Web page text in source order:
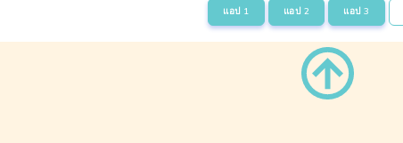
แอป 1 แอป 2 แอป 3